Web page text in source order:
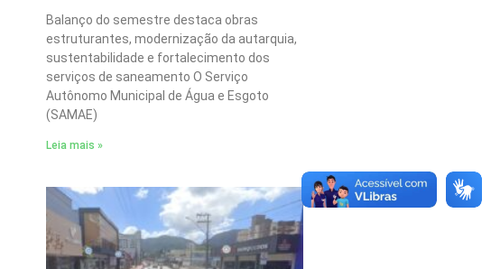
Balanço do semestre destaca obras
estruturantes, modernização da autarquia,
sustentabilidade e fortalecimento dos
serviços de saneamento O Serviço
Autônomo Municipal de Água e Esgoto
(SAMAE)
Leia mais »